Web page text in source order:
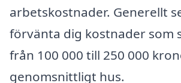
arbetskostnader. Generellt
förvänta dig kostnader som
från 100 000 till 250 000
genomsnittligt hus.